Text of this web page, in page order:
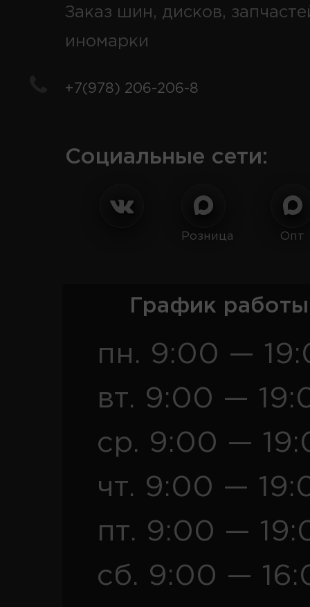
Заказ шин, дисков,
иномарки
+7(978) 206-206-8
Социальные сети:
Розница Опт
График
пн. 9:00 —
вт. 9:00 —
ср. 9:00 —
чт. 9:00 —
пт. 9:00 —
сб. 9:00 —